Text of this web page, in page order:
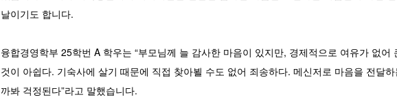
날이기도 합니다.
융합경영학부 25학번 A 학우는 “부모님께 늘 감사한 마음이 있지만, 경제적으로 여유가 없어
것이 아쉽다. 기숙사에 살기 때문에 직접 찾아뵐 수도 없어 죄송하다. 메신저로 마음을 전달
까봐 걱정된다”라고 말했습니다.